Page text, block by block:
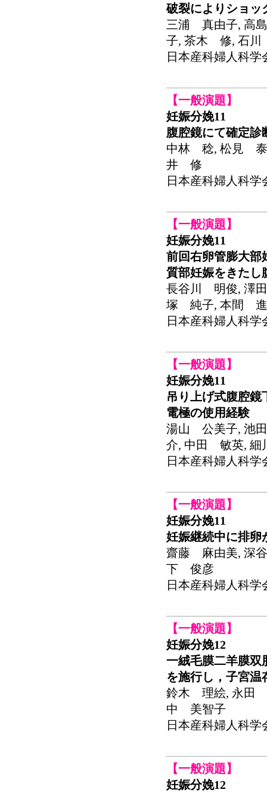
破裂によりショッ
三浦 真由子, 高
子, 茶木 修, 石
日本産科婦人科学
【一般演題】
妊娠分娩11
腹腔鏡にて確定診
中林 稔, 松見
井 修
日本産科婦人科学
【一般演題】
妊娠分娩11
前回右卵管膨大部
質部妊娠をきたし
長谷川 明俊, 澤
塚 純子, 本間
日本産科婦人科学
【一般演題】
妊娠分娩11
吊り上げ式腹腔
電極の使用経験
湯山 公美子, 池
介, 中田 敏英,
日本産科婦人科学
【一般演題】
妊娠分娩11
妊娠継続中に排卵
齋藤 麻由美, 深
下 俊彦
日本産科婦人科学
【一般演題】
妊娠分娩12
一絨毛膜二羊膜双
を施行し，子宮温
鈴木 理絵, 永田
中 美智子
日本産科婦人科学
【一般演題】
妊娠分娩12